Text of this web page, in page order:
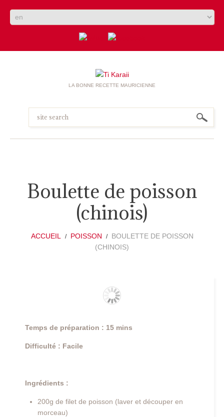
LA BONNE RECETTE MAURICIENNE
Boulette de poisson
(chinois)
ACCUEIL POISSON
BOULETTE DE POISSON
(CHINOIS)
Temps de préparation : 15 mins
Difficulté : Facile
Ingrédients :
200g de filet de poisson (laver et découper en
morceau)